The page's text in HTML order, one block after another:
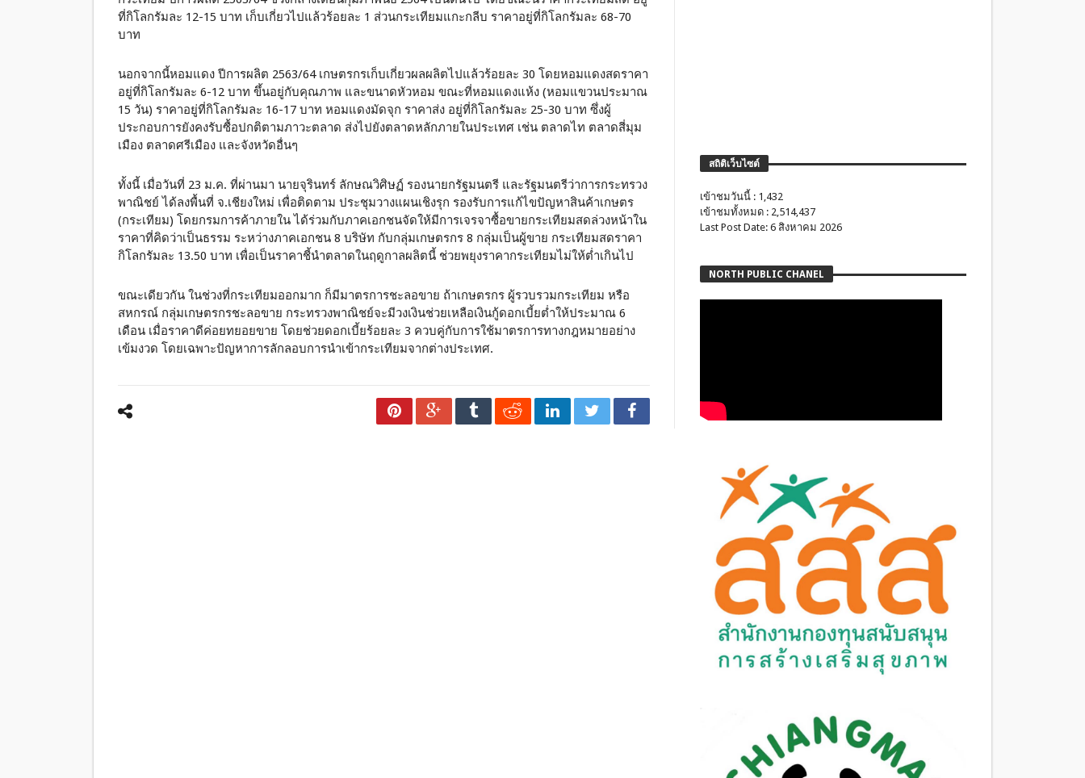
ที่กิโลกรัมละ 12-15 บาท เก็บเกี่ยวไปแล้วร้อยละ 1 ส่วนกระเทียมแกะกลีบ ราคาอยู่ที่กิโลกรัมละ 68-70
บาท
นอกจากนี้หอมแดง ปีการผลิต 2563/64 เกษตรกรเก็บเกี่ยวผลผลิตไปแล้วร้อยละ 30 โดยหอมแดงสดราคา
อยู่ที่กิโลกรัมละ 6-12 บาท ขึ้นอยู่กับคุณภาพ และขนาดหัวหอม ขณะที่หอมแดงแห้ง (หอมแขวนประมาณ
15 วัน) ราคาอยู่ที่กิโลกรัมละ 16-17 บาท หอมแดงมัดจุก ราคาส่ง อยู่ที่กิโลกรัมละ 25-30 บาท ซึ่งผู้
ประกอบการยังคงรับซื้อปกติตามภาวะตลาด ส่งไปยังตลาดหลักภายในประเทศ เช่น ตลาดไท ตลาดสี่มุม
เมือง ตลาดศรีเมือง และจังหวัดอื่นๆ
ทั้งนี้ เมื่อวันที่ 23 ม.ค. ที่ผ่านมา นายจุรินทร์ ลักษณวิศิษฏ์ รองนายกรัฐมนตรี และรัฐมนตรีว่าการกระทรวง
พาณิชย์ ได้ลงพื้นที่ จ.เชียงใหม่ เพื่อติดตาม ประชุมวางแผนเชิงรุก รองรับการแก้ไขปัญหาสินค้าเกษตร
(กระเทียม) โดยกรมการค้าภายใน ได้ร่วมกับภาคเอกชนจัดให้มีการเจรจาซื้อขายกระเทียมสดล่วงหน้าใน
ราคาที่คิดว่าเป็นธรรม ระหว่างภาคเอกชน 8 บริษัท กับกลุ่มเกษตรกร 8 กลุ่มเป็นผู้ขาย กระเทียมสดราคา
กิโลกรัมละ 13.50 บาท เพื่อเป็นราคาชี้นำตลาดในฤดูกาลผลิตนี้ ช่วยพยุงราคากระเทียมไม่ให้ต่ำเกินไป
ขณะเดียวกัน ในช่วงที่กระเทียมออกมาก ก็มีมาตรการชะลอขาย ถ้าเกษตรกร ผู้รวบรวมกระเทียม หรือ
สหกรณ์ กลุ่มเกษตรกรชะลอขาย กระทรวงพาณิชย์จะมีวงเงินช่วยเหลือเงินกู้ดอกเบี้ยต่ำให้ประมาณ 6
เดือน เมื่อราคาดีค่อยทยอยขาย โดยช่วยดอกเบี้ยร้อยละ 3 ควบคู่กับการใช้มาตรการทางกฎหมายอย่าง
เข้มงวด โดยเฉพาะปัญหาการลักลอบการนำเข้ากระเทียมจากต่างประเทศ.
สถิติเว็บไซต์
เข้าชมวันนี้ : 1,432
เข้าชมทั้งหมด : 2,514,437
Last Post Date: 6 สิงหาคม 2026
NORTH PUBLIC CHANEL